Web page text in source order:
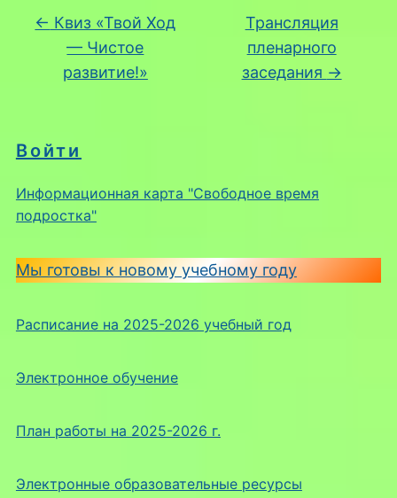
Войти
Информационная карта "Свободное время
подростка"
Мы готовы к новому учебному году
Расписание на 2025-2026 учебный год
Электронное обучение
План работы на 2025-2026 г.
Электронные образовательные ресурсы
← Квиз «Твой Ход
— Чистое
развитие!»
Трансляция
пленарного
заседания →